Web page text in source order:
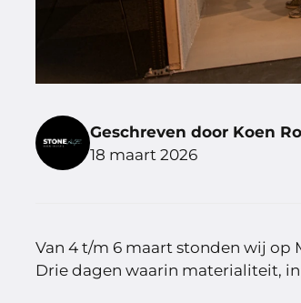
Geschreven door Koen
18 maart 2026
Van 4 t/m 6 maart stonden wij op
Drie dagen waarin materialiteit,